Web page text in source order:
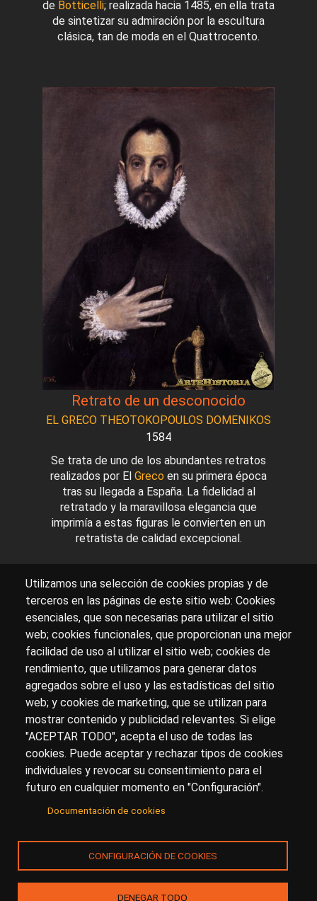
de Botticelli; realizada hacia 1485, en ella trata
de sintetizar su admiración por la escultura
clásica, tan de moda en el Quattrocento.
Retrato de un desconocido
EL GRECO THEOTOKOPOULOS DOMENIKOS
1584
Se trata de uno de los abundantes retratos
realizados por El Greco en su primera época
tras su llegada a España. La fidelidad al
retratado y la maravillosa elegancia que
imprimía a estas figuras le convierten en un
retratista de calidad excepcional.
Sobre artehistoria.com
Para ponerte en contacto con nosotros, escríbenos en
el formulario decontacto
Accesibilidad
Aviso Legal Privacidad
Utilizamos una selección de cookies propias y de
terceros en las páginas de este sitio web: Cookies
esenciales, que son necesarias para utilizar el sitio
web; cookies funcionales, que proporcionan una mejor
facilidad de uso al utilizar el sitio web; cookies de
rendimiento, que utilizamos para generar datos
agregados sobre el uso y las estadísticas del sitio
web; y cookies de marketing, que se utilizan para
mostrar contenido y publicidad relevantes. Si elige
"ACEPTAR TODO", acepta el uso de todas las
cookies. Puede aceptar y rechazar tipos de cookies
individuales y revocar su consentimiento para el
futuro en cualquier momento en "Configuración".
Documentación de cookies
CONFIGURACIÓN DE COOKIES
DENEGAR TODO
© Copyright 2017.arteHistoria&Toools, S.Lo sus
licenciantes son los propietarios de todos los derechos
de propiedad intelectual e industrial de:
(a) este sitio web publicado bajo el dominio
(b) todo el material publicado en artehistoria.com
(incluyendo, sin limitación, textos, imágenes, fotografías,
dibujos, música, marcas o logotipos, estructura y diseño
de la composición de cada una de las páginas